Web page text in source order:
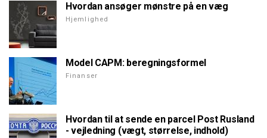
Hvordan ansøger mønstre på en væg
Hjemlighed
Model CAPM: beregningsformel
Finanser
Hvordan til at sende en parcel Post Rusland
- vejledning (vægt, størrelse, indhold)